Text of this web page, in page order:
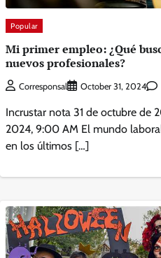
Popular
Mi primer empleo: ¿Qué
nuevos profesionales?
Corresponsal October 31, 2024
Incrustar nota 31 de octubre de
2024, 9:00 AM El mundo
en los últimos […]